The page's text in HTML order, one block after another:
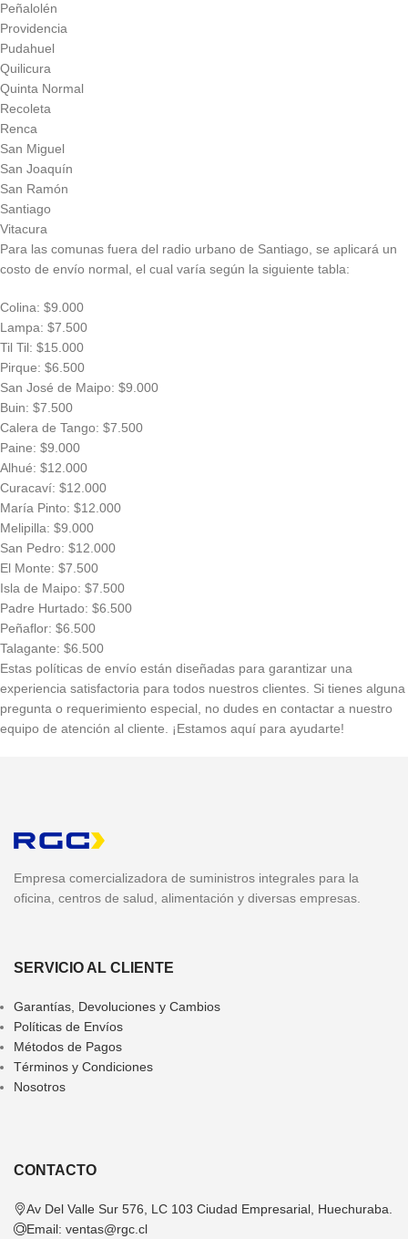
Peñalolén
Providencia
Pudahuel
Quilicura
Quinta Normal
Recoleta
Renca
San Miguel
San Joaquín
San Ramón
Santiago
Vitacura
Para las comunas fuera del radio urbano de Santiago, se aplicará un
costo de envío normal, el cual varía según la siguiente tabla:
Colina: $9.000
Lampa: $7.500
Til Til: $15.000
Pirque: $6.500
San José de Maipo: $9.000
Buin: $7.500
Calera de Tango: $7.500
Paine: $9.000
Alhué: $12.000
Curacaví: $12.000
María Pinto: $12.000
Melipilla: $9.000
San Pedro: $12.000
El Monte: $7.500
Isla de Maipo: $7.500
Padre Hurtado: $6.500
Peñaflor: $6.500
Talagante: $6.500
Estas políticas de envío están diseñadas para garantizar una
experiencia satisfactoria para todos nuestros clientes. Si tienes alguna
pregunta o requerimiento especial, no dudes en contactar a nuestro
equipo de atención al cliente. ¡Estamos aquí para ayudarte!
Empresa comercializadora de suministros integrales para la
oficina, centros de salud, alimentación y diversas empresas.
SERVICIO AL CLIENTE
Garantías, Devoluciones y Cambios
Políticas de Envíos
Métodos de Pagos
Términos y Condiciones
Nosotros
CONTACTO
Av Del Valle Sur 576, LC 103 Ciudad Empresarial, Huechuraba.
Email: ventas@rgc.cl